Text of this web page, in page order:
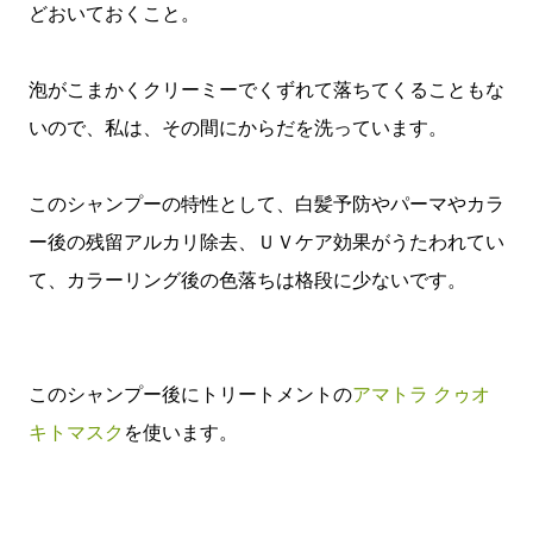
どおいておくこと。
泡がこまかくクリーミーでくずれて落ちてくることもな
いので、私は、その間にからだを洗っています。
このシャンプーの特性として、白髪予防やパーマやカラ
ー後の残留アルカリ除去、ＵＶケア効果がうたわれてい
て、カラーリング後の色落ちは格段に少ないです。
このシャンプー後にトリートメントのアマトラ クゥオ
キトマスク を使います。